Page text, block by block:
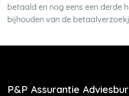
betaald en nog eens een derde
bijhouden van de
P&P Assurantie